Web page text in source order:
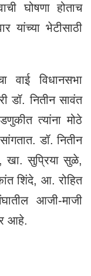
घोषणा होताच
यांच्या भेटीसाठी
वाई विधानसभा
डॉ. नितीन सावंत
त्यांना मोठे
डॉ. नितीन
खा. सुप्रिया सुळे,
शिंदे, आ. रोहित
आजी-माजी
आहे.